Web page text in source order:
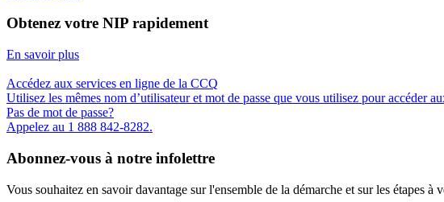
Obtenez votre NIP rapidement
En savoir plus
Accédez aux services en ligne de la CCQ
Utilisez les mêmes nom d’utilisateur et mot de passe que vous utilisez pour accéder
Pas de mot de passe?
Appelez au 1 888 842-8282.
Abonnez-vous à notre infolettre
Vous souhaitez en savoir davantage sur l'ensemble de la démarche et sur les étapes